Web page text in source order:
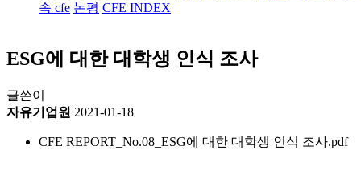
속 cfe 논평 CFE INDEX
ESG에 대한 대학생 인식 조사
글쓴이
자유기업원 2021-01-18
CFE REPORT_No.08_ESG에 대한 대학생 인식 조사.pdf